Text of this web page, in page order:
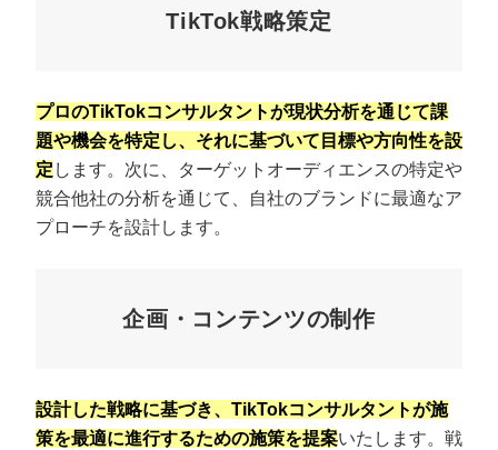
TikTok戦略策定
プロのTikTokコンサルタントが現状分析を通じて課
題や機会を特定し、それに基づいて目標や方向性を設
定 します。次に、ターゲットオーディエンスの特定や
競合他社の分析を通じて、自社のブランドに最適なア
プローチを設計します。
企画・コンテンツの制作
設計した戦略に基づき、TikTokコンサルタントが施
策を最適に進行するための施策を提案いたします。戦